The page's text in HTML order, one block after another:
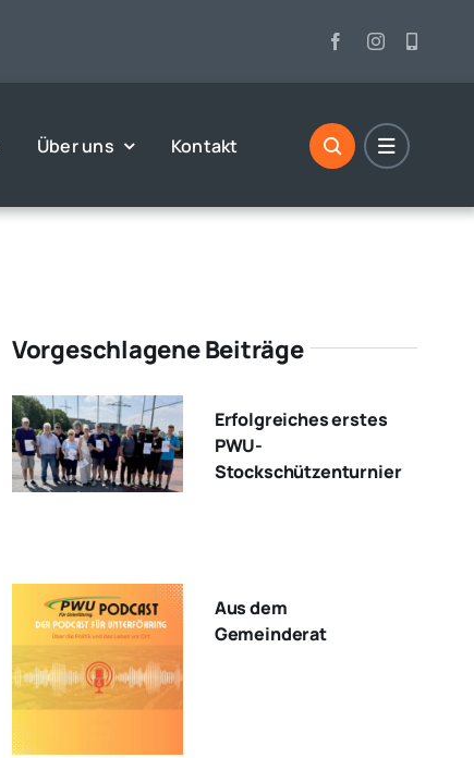
Über uns Kontakt
Vorgeschlagene Beiträge
Erfolgreiches erstes
PWU-
Stockschützenturnier
Aus dem
Gemeinderat